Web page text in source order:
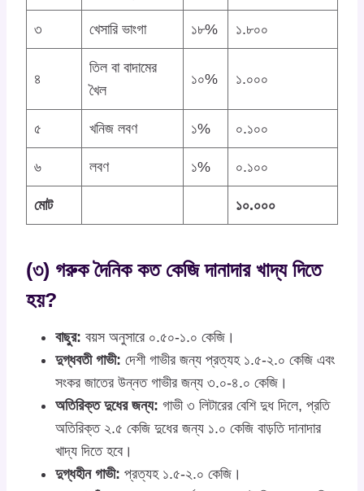
৩ খেসারি ভাংগা ১৮% ১.৮০০
৪
তিল বা বাদামের
খৈল
১০% ১.০০০
৫ খনিজ লবণ ১% ০.১০০
৬ লবণ ১% ০.১০০
মোট ১০.০০০
(৩) গরুক দৈনিক কত কেজি দানাদার খাদ্য দিতে
হয়?
বাছুর: বয়স অনুসারে ০.৫০-১.০ কেজি।
দুগ্ধবতী গাভী: দেশী গাভীর জন্য প্রত্যহ ১.৫-২.০ কেজি এবং
সংকর জাতের উন্নত গাভীর জন্য ৩.০-৪.০ কেজি।
অতিরিক্ত দুধের জন্য: গাভী ৩ লিটারের বেশি দুধ দিলে, প্রতি
অতিরিক্ত ২.৫ কেজি দুধের জন্য ১.০ কেজি বাড়তি দানাদার
খাদ্য দিতে হবে।
দুগ্ধহীন গাভী: প্রত্যহ ১.৫-২.০ কেজি।